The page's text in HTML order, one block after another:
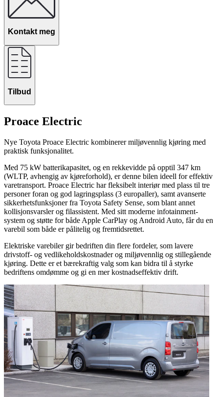
Kontakt meg
Tilbud
Proace Electric
Nye Toyota Proace Electric kombinerer miljøvennlig kjøring med
praktisk funksjonalitet.
Med 75 kW batterikapasitet, og en rekkevidde på opptil 347 km
(WLTP, avhengig av kjøreforhold), er denne bilen ideell for effektiv
varetransport. Proace Electric har fleksibelt interiør med plass til tre
personer foran og god lagringsplass (3 europaller), samt avanserte
sikkerhetsfunksjoner fra Toyota Safety Sense, som blant annet
kollisjonsvarsler og filassistent. Med sitt moderne infotainment-
system og støtte for både Apple CarPlay og Android Auto, får du en
varebil som både er pålitelig og fremtidsrettet.
Elektriske varebiler gir bedriften din flere fordeler, som lavere
drivstoff- og vedlikeholdskostnader og miljøvennlig og stillegående
kjøring. Dette er et bærekraftig valg som kan bidra til å styrke
bedriftens omdømme og gi en mer kostnadseffektiv drift.